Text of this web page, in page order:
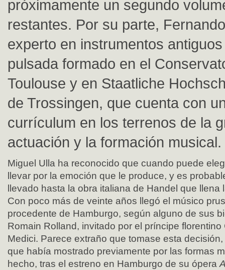
próximamente un segundo
restantes. Por su parte,
experto en instrumentos
pulsada formado en el
Toulouse y en Staatliche
de Trossingen, que cuenta con
currículum en los terrenos de la
actuación y la formación musical.
Miguel Ulla ha reconocido que cuando puede
llevar por la emoción que le produce, y es
llevado hasta la obra italiana de Handel que llena
Con poco más de veinte años llegó el músico
procedente de Hamburgo, según alguno de sus
Romain Rolland, invitado por el príncipe
Medici. Parece extraño que tomase esta
que había mostrado previamente por las formas
hecho, tras el estreno en Hamburgo de su ópera